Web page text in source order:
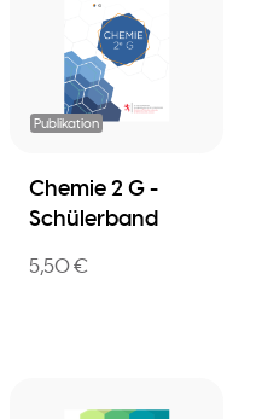
Publikation
Chemie 2 G -
Schülerband
5,50 €